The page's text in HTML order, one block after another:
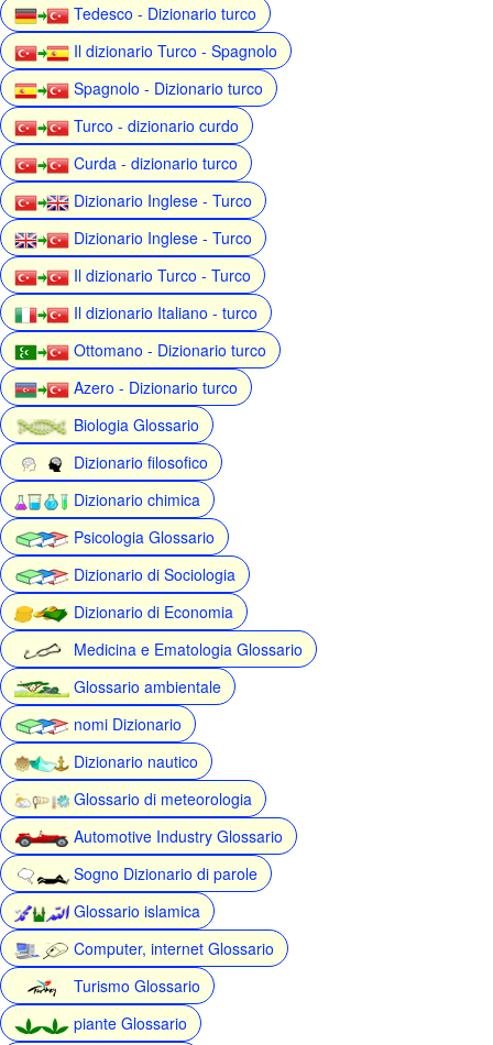
Tedesco - Dizionario turco
Il dizionario Turco - Spagnolo
Spagnolo - Dizionario turco
Turco - dizionario curdo
Curda - dizionario turco
Dizionario Inglese - Turco
Dizionario Inglese - Turco
Il dizionario Turco - Turco
Il dizionario Italiano - turco
Ottomano - Dizionario turco
Azero - Dizionario turco
Biologia Glossario
Dizionario filosofico
Dizionario chimica
Psicologia Glossario
Dizionario di Sociologia
Dizionario di Economia
Medicina e Ematologia Glossario
Glossario ambientale
nomi Dizionario
Dizionario nautico
Glossario di meteorologia
Automotive Industry Glossario
Sogno Dizionario di parole
Glossario islamica
Computer, internet Glossario
Turismo Glossario
piante Glossario